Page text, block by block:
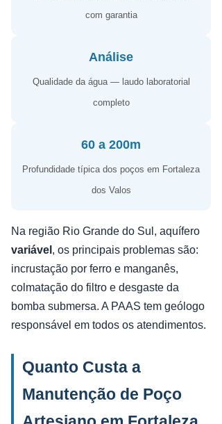
com garantia
Análise
Qualidade da água — laudo laboratorial
completo
60 a 200m
Profundidade típica dos poços em Fortaleza
dos Valos
Na região Rio Grande do Sul, aquífero
variável , os principais problemas são:
incrustação por ferro e manganês,
colmatação do filtro e desgaste da
bomba submersa. A PAAS tem geólogo
responsável em todos os atendimentos.
Quanto Custa a
Manutenção de Poço